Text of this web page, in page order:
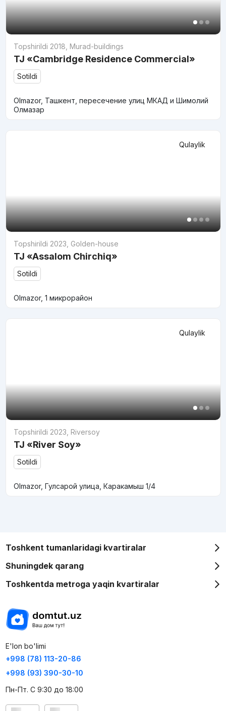
Topshirildi 2018 Murad-buildings
TJ «Cambridge Residence Commercial»
Sotildi
Olmazor, Ташкент, пересечение улиц МКАД и Шимолий
Олмазар
Qulaylik
Topshirildi 2023 Golden-house
TJ «Assalom Chirchiq»
Sotildi
Olmazor, 1 микрорайон
Qulaylik
Topshirildi 2023 Riversoy
TJ «River Soy»
Sotildi
Olmazor, Гулсарой улица, Каракамыш 1/4
Toshkent tumanlaridagi kvartiralar
Shuningdek qarang
Toshkentda metroga yaqin kvartiralar
E'lon bo'limi
+998 (78) 113-20-86
+998 (93) 390-30-10
Пн-Пт. С 9:30 до 18:00